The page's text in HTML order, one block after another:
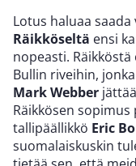
Lotus haluaa
Räikköseltä ensi
nopeasti.
Bullin riveihin,
Mark Webber
Räikkösen
tallipäällikkö Eric
suomalaiskuskin